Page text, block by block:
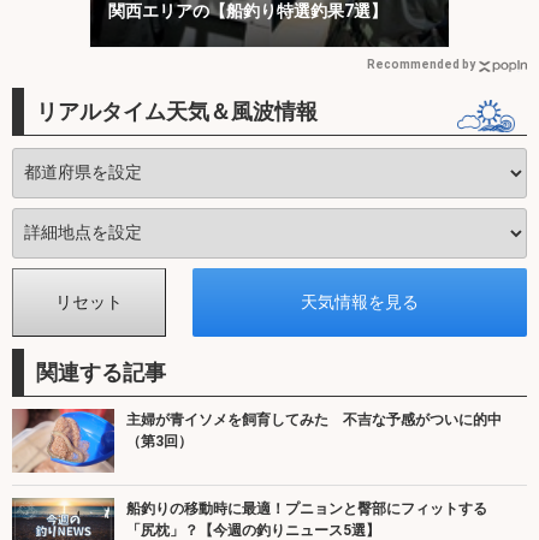
関西エリアの【船釣り特選釣果7選】
Recommended by
リアルタイム天気＆風波情報
関連する記事
主婦が青イソメを飼育してみた 不吉な予感がついに的中
（第3回）
船釣りの移動時に最適！プニョンと臀部にフィットする
「尻枕」？【今週の釣りニュース5選】